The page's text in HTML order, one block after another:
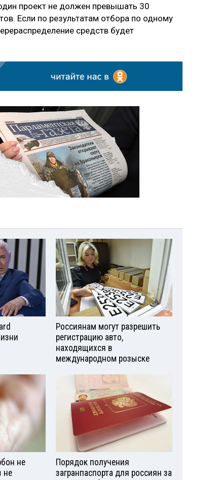
проект не должен превышать 30
Если по результатам отбора по одному
средств будет
Россиянам могут разрешить
регистрацию авто,
находящихся в
международном розыске
не
не
Порядок получения
загранпаспорта для россиян за